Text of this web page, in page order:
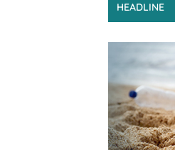
HEADLINE